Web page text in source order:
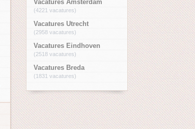
Vacatures Amsterdam
(4221 vacatures)
Vacatures Utrecht
(2958 vacatures)
Vacatures Eindhoven
(2518 vacatures)
Vacatures Breda
(1831 vacatures)